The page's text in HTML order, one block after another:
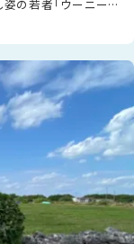
の若者「ウーニー」